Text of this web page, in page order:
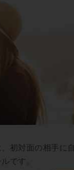
初対面の相手に
です。